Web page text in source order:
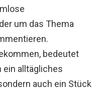
um das Thema
bedeutet
ein alltägliches
auch ein Stück